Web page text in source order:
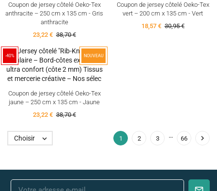
Coupon de jersey côtelé Oeko-Tex
anthracite – 250 cm x 135 cm - Gris
anthracite
23,22 € 38,70 €
Coupon de jersey côtelé Oeko-Tex
vert – 200 cm x 135 cm - Vert
18,57 € 30,95 €
-40% NOUVEAU
Coupon de jersey côtelé Oeko-Tex
jaune – 250 cm x 135 cm - Jaune
23,22 € 38,70 €
Choisir  1 2 3 … 66 